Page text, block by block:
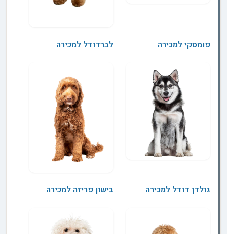
פומסקי למכירה לברדודל למכירה
גולדן דודל למכירה בישון פריזה למכירה